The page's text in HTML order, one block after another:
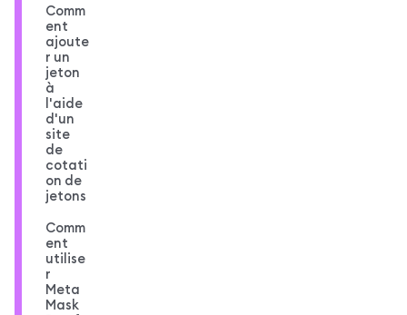
Comm
ent
ajoute
r un
jeton
à
l'aide
d'un
site
de
cotati
on de
jetons
Comm
ent
utilise
r
Meta
Mask